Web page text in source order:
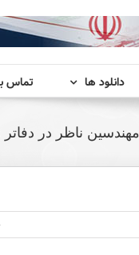
دانلود ها تماس
ناظر در دفاتر